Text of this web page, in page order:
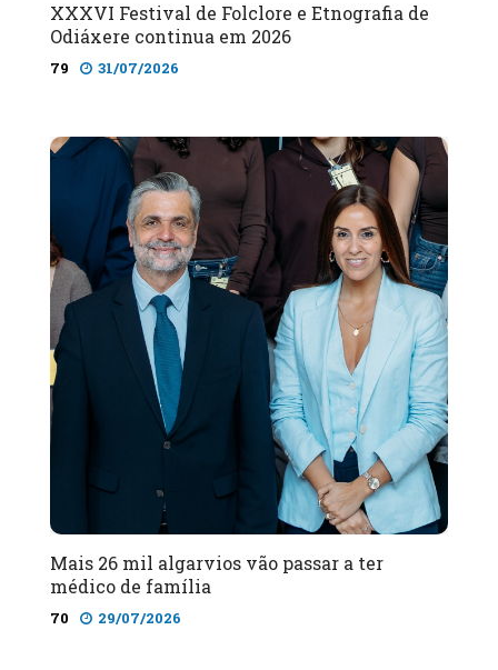
XXXVI Festival de Folclore e Etnografia de
Odiáxere continua em 2026
79 31/07/2026
Mais 26 mil algarvios vão passar a ter
médico de família
70 29/07/2026